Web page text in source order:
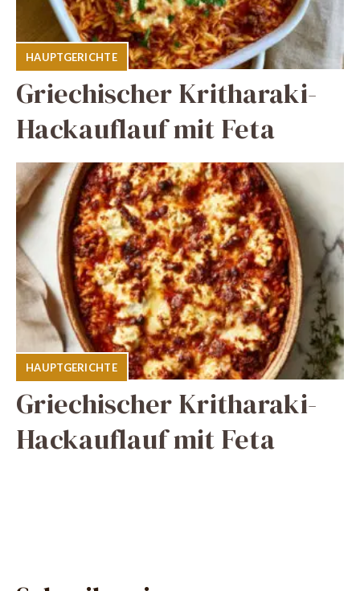
HAUPTGERICHTE
Griechischer Kritharaki-
Hackauflauf mit Feta
HAUPTGERICHTE
Griechischer Kritharaki-
Hackauflauf mit Feta